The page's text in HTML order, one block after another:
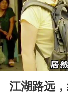
Play
00:00
江湖路远